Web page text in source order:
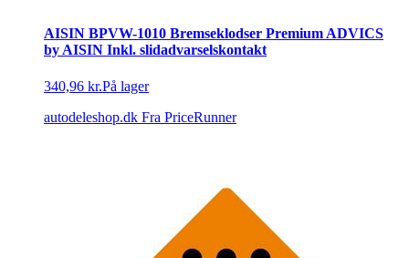
AISIN BPVW-1010 Bremseklodser Premium ADVICS
by AISIN Inkl. slidadvarselskontakt
340,96 kr.På lager
autodeleshop.dk Fra PriceRunner